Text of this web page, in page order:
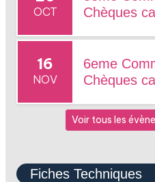
OCT
Chèques
16
NOV
6eme
Chèques
Voir tous les
Fiches Techniques